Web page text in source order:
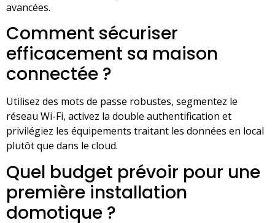
avancées.
Comment sécuriser
efficacement sa maison
connectée ?
Utilisez des mots de passe robustes, segmentez le
réseau Wi-Fi, activez la double authentification et
privilégiez les équipements traitant les données en local
plutôt que dans le cloud.
Quel budget prévoir pour une
première installation
domotique ?